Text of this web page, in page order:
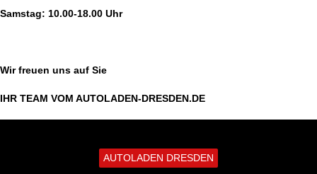
Samstag: 10.00-18.00 Uhr
Wir freuen uns auf Sie
IHR TEAM VOM AUTOLADEN-DRESDEN.DE
AUTOLADEN DRESDEN